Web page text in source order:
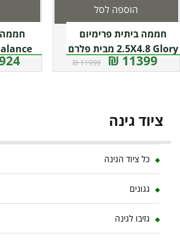
חממה ביתית פרימיום
2.5X4.8 Glory מבית פלרם
– Canopia
11399 ₪
11999 ₪
הוספה לסל
₪
ציוד גינה
כל ציוד הגינה
גגונים
גזיבו לגינה